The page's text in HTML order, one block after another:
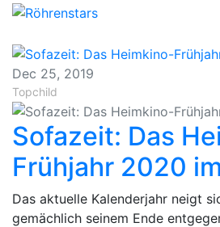
Dec 25, 2019
Topchild
Sofazeit: Das
Frühjahr 2020
Das aktuelle Kalenderjahr neigt
gemächlich seinem Ende